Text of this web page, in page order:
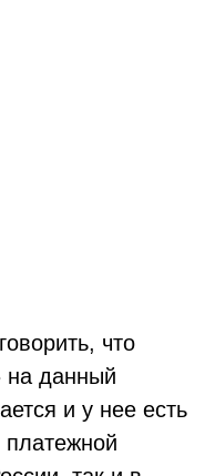
что
на данный
и у нее есть
платежной